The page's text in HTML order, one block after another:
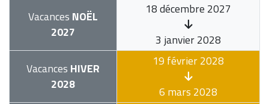
Vacances NOËL
2027
18 décembre 2027
3 janvier 2028
Vacances HIVER
2028
19 février 2028
6 mars 2028